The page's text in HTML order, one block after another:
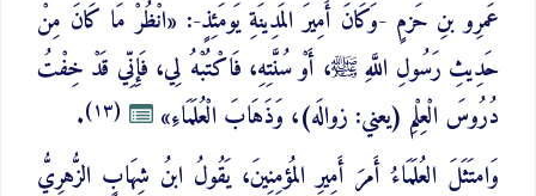
عَمرِو بنِ حَزمٍ -وَكَانَ أَمِيرَ المَدِينَةِ يَومَئِذٍ-: «انْظُرْ مَا كَانَ مِنْ
حَدِيثِ رَسُولِ اللَّهِ ﷺ، أَوْ سُنَّتِهِ، فَاكْتُبْهُ لِي، فَإِنِّي قَدْ خِفْتُ
دُرُوسَ الْعِلْمِ (يعني: زوالَه)، وَذَهَابَ الْعُلَمَاءِ»
(١٣)
.
وَامتَثَلَ العُلَمَاءُ أَمرَ أَمِيرِ المُؤمِنِينَ، يَقُولُ ابنُ شِهَابٍ الزُّهرِيُّ